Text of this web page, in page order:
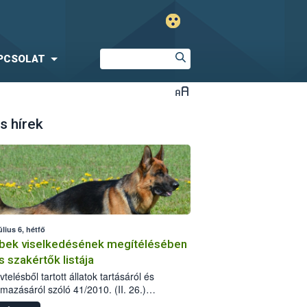
hírek
6, hétfő
viselkedésének megítélésében
szakértők listája
tartott állatok tartásáról és
szóló 41/2010. (II. 26.)
szabályozza az eb okozta fizikai